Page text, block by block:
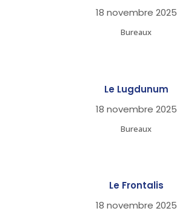
18 novembre 2025
Bureaux
Le Lugdunum
18 novembre 2025
Bureaux
Le Frontalis
18 novembre 2025